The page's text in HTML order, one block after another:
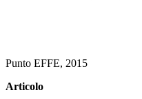
Punto EFFE, 2015
Articolo